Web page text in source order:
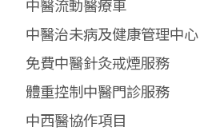
中醫流動醫療車
中醫治未病及健康管理中心
免費中醫針灸戒煙服務
體重控制中醫門診服務
中西醫協作項目